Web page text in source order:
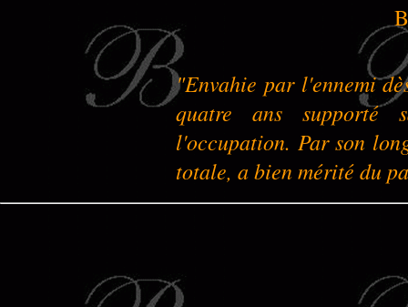
"Envahie par l'ennemi
quatre ans supporté
l'occupation. Par son
totale, a bien mérité du